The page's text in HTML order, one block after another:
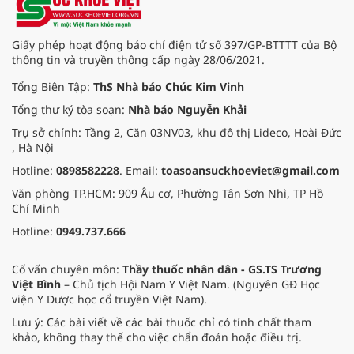
Giấy phép hoạt động báo chí điện tử số 397/GP-BTTTT của Bộ
thông tin và truyền thông cấp ngày 28/06/2021.
Tổng Biên Tập: ThS Nhà báo Chúc Kim Vinh
Tổng thư ký tòa soạn: Nhà báo Nguyễn Khải
Trụ sở chính: Tầng 2, Căn 03NV03, khu đô thị Lideco, Hoài Đức
, Hà Nội
Hotline: 0898582228. Email: toasoansuckhoeviet@gmail.com
Văn phòng TP.HCM: 909 Âu cơ, Phường Tân Sơn Nhì, TP Hồ
Chí Minh
Hotline: 0949.737.666
Cố vấn chuyên môn: Thầy thuốc nhân dân - GS.TS Trương
Việt Bình – Chủ tịch Hội Nam Y Việt Nam. (Nguyên GĐ Học
viện Y Dược học cổ truyền Việt Nam).
Lưu ý: Các bài viết về các bài thuốc chỉ có tính chất tham
khảo, không thay thế cho việc chẩn đoán hoặc điều trị.